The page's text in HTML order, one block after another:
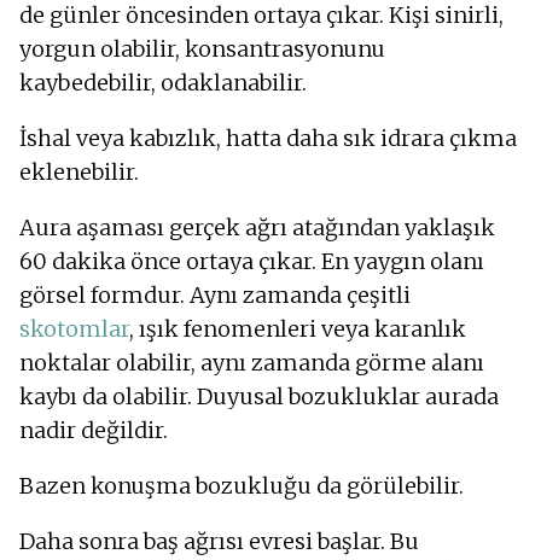
de günler öncesinden ortaya çıkar. Kişi sinirli,
yorgun olabilir, konsantrasyonunu
kaybedebilir, odaklanabilir.
İshal veya kabızlık, hatta daha sık idrara çıkma
eklenebilir.
Aura aşaması gerçek ağrı atağından yaklaşık
60 dakika önce ortaya çıkar. En yaygın olanı
görsel formdur. Aynı zamanda çeşitli
skotomlar, ışık fenomenleri veya karanlık
noktalar olabilir, aynı zamanda görme alanı
kaybı da olabilir. Duyusal bozukluklar aurada
nadir değildir.
Bazen konuşma bozukluğu da görülebilir.
Daha sonra baş ağrısı evresi başlar. Bu